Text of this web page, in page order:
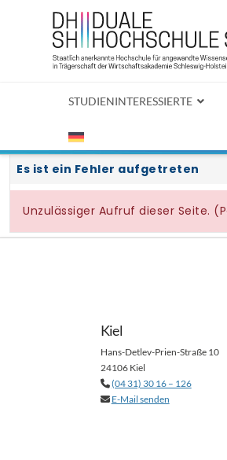
STUDIENINTERESSIERTE
Kiel
Hans-Detlev-Prien-Straße 10
24106 Kiel
(04 31) 30 16 – 126
E-Mail senden